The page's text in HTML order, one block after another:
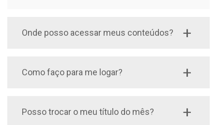
Onde posso acessar meus conteúdos?
computador, tablet ou celular. Através do nosso
Compatível com iPhone, iPad e iPod touch).
Como faço para me logar?
operadora de telefonia. Se o seu plano te dá
Posso trocar o meu título do mês?